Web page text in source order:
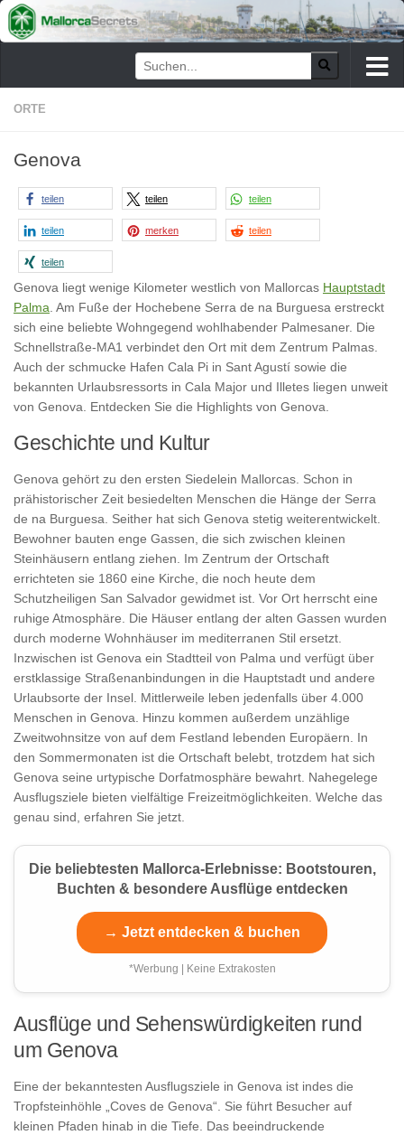
Zum Inhalt springen
ORTE
Genova
teilen teilen teilen
teilen merken teilen
teilen
Genova liegt wenige Kilometer westlich von Mallorcas Hauptstadt
Palma. Am Fuße der Hochebene Serra de na Burguesa erstreckt
sich eine beliebte Wohngegend wohlhabender Palmesaner. Die
Schnellstraße-MA1 verbindet den Ort mit dem Zentrum Palmas.
Auch der schmucke Hafen Cala Pi in Sant Agustí sowie die
bekannten Urlaubsressorts in Cala Major und Illetes liegen unweit
von Genova. Entdecken Sie die Highlights von Genova.
Geschichte und Kultur
Genova gehört zu den ersten Siedelein Mallorcas. Schon in
prähistorischer Zeit besiedelten Menschen die Hänge der Serra
de na Burguesa. Seither hat sich Genova stetig weiterentwickelt.
Bewohner bauten enge Gassen, die sich zwischen kleinen
Steinhäusern entlang ziehen. Im Zentrum der Ortschaft
errichteten sie 1860 eine Kirche, die noch heute dem
Schutzheiligen San Salvador gewidmet ist. Vor Ort herrscht eine
ruhige Atmosphäre. Die Häuser entlang der alten Gassen wurden
durch moderne Wohnhäuser im mediterranen Stil ersetzt.
Inzwischen ist Genova ein Stadtteil von Palma und verfügt über
erstklassige Straßenanbindungen in die Hauptstadt und andere
Urlaubsorte der Insel. Mittlerweile leben jedenfalls über 4.000
Menschen in Genova. Hinzu kommen außerdem unzählige
Zweitwohnsitze von auf dem Festland lebenden Europäern. In
den Sommermonaten ist die Ortschaft belebt, trotzdem hat sich
Genova seine urtypische Dorfatmosphäre bewahrt. Nahegelege
Ausflugsziele bieten vielfältige Freizeitmöglichkeiten. Welche das
genau sind, erfahren Sie jetzt.
Die beliebtesten Mallorca-Erlebnisse: Bootstouren,
Buchten & besondere Ausflüge entdecken
→ Jetzt entdecken & buchen
*Werbung | Keine Extrakosten
Ausflüge und Sehenswürdigkeiten rund
um Genova
Eine der bekanntesten Ausflugsziele in Genova ist indes die
Tropfsteinhöhle „Coves de Genova“. Sie führt Besucher auf
kleinen Pfaden hinab in die Tiefe. Das beeindruckende